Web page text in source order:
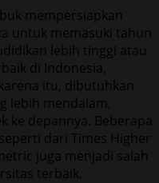
mempersiapkan
untuk memasuki tahun
lebih tinggi atau
di Indonesia,
itu, dibutuhkan
lebih mendalam,
ke depannya. Beberapa
dari Times Higher
juga menjadi salah
terbaik.